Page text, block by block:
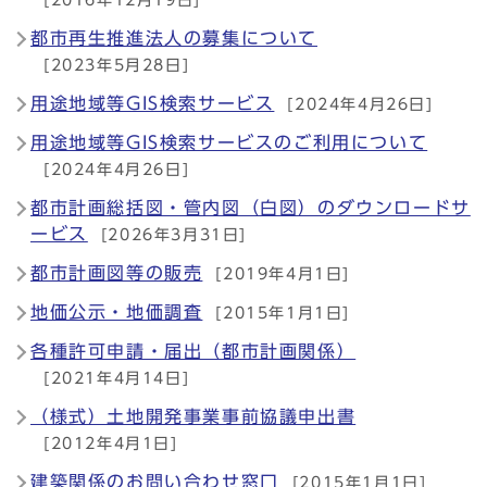
都市再生推進法人の募集について
[2023年5月28日]
用途地域等GIS検索サービス [2024年4月26日]
用途地域等GIS検索サービスのご利用について
[2024年4月26日]
都市計画総括図・管内図（白図）のダウンロードサ
ービス
[2026年3月31日]
都市計画図等の販売 [2019年4月1日]
地価公示・地価調査 [2015年1月1日]
各種許可申請・届出（都市計画関係）
[2021年4月14日]
（様式）土地開発事業事前協議申出書
[2012年4月1日]
建築関係のお問い合わせ窓口 [2015年1月1日]